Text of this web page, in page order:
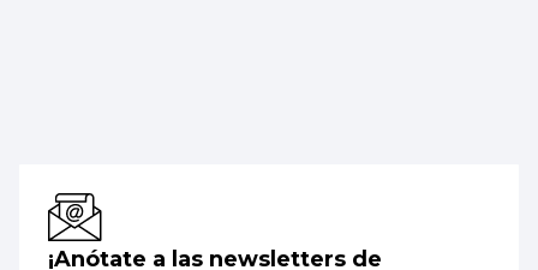
¡Anótate a las newsletters de